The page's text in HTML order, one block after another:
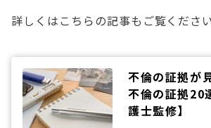
詳しくはこちらの記事もご覧ください
不倫の証拠が
不倫の証拠20
護士監修】